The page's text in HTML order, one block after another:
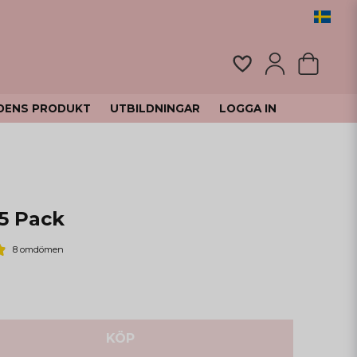
PRODUKT UTBILDNINGAR LOGGA IN
Pack
8 omdömen
KÖP